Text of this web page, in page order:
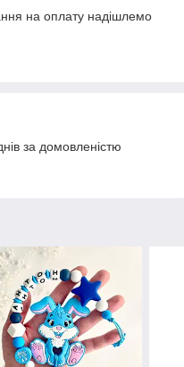
на оплату надішлемо
за домовленістю